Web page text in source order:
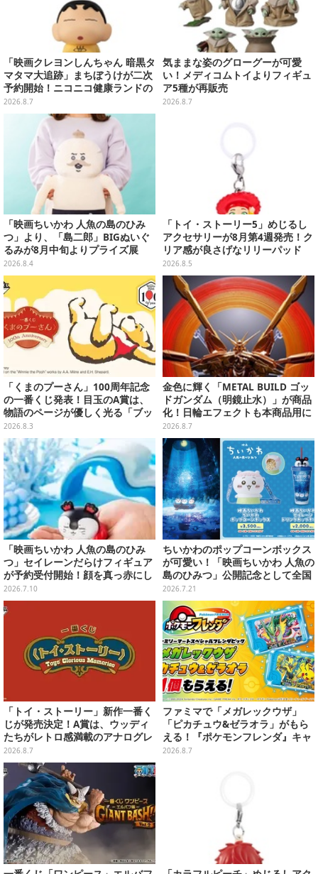
「映画クレヨンしんちゃん 暗黒タ
マタマ大追跡」まちぼうけが二次
予約開始！ニコニコ健康ランドの
服を着たしんちゃん&ひまわりに
「珠由良ブラザーズ」がラインナ
2026.8.7
気ままな姿のグローグーが可愛
い！メディコムトイよりフィギュ
ア5種が再販売
2026.8.7
「映画ちいかわ 人魚の島のひみ
つ」より、「島二郎」BIGぬいぐ
るみが8月中旬よりプライズ展
開！“味自慢”のエプロンはポケッ
ト付き
2026.8.4
「トイ・ストーリー5」めじるし
アクセサリーが8月第4週発売！ク
リア感が良さげなリリーパッド
や、ジェシーなど全5種ラインナ
ップ
2026.8.5
「くまのプーさん」100周年記念
の一番くじ発表！目玉のA賞は、
物語のページが優しく光る「ブッ
クシェイプドライト」
2026.8.3
金色に輝く「METAL BUILD ゴッ
ドガンダム（明鏡止水）」が商品
化！日輪エフェクトも本商品用に
刷新した豪華仕様
2026.8.7
「映画ちいかわ 人魚の島のひみ
つ」セイレーンだらけフィギュア
が予約受付開始！顔を真っ赤にし
て口を塞ぐ姿など全6種
2026.7.10
ちいかわのポップコーンボックス
が可愛い！「映画ちいかわ 人魚の
島のひみつ」公開記念として全国
劇場で販売決定、セイレーンドリ
ンクカップホルダーも
2026.7.21
「トイ・ストーリー」新作一番く
じが発売決定！A賞は、ウッディ
たちがレトロ感満載のアナログレ
コード上を走る姿で立体化
2026.8.7
ファミマで「メガレックウザ」
「ピカチュウ&ゼラオラ」がもら
える！『ポケモンフレンダ』キャ
ンペーンが8月11日開始
2026.8.7